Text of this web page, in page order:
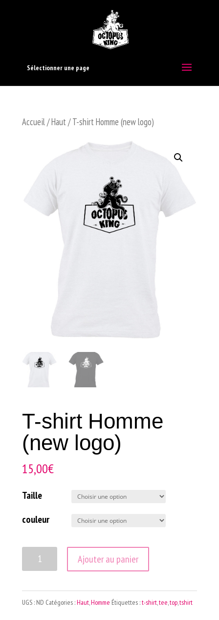
Sélectionner une page
Accueil/Haut / T-shirt Homme (new logo)
T-shirt Homme
(new logo)
15,00€
Taille
couleur
quantité
de
T-
shirt
Ajouter au panier
UGS : ND Catégories :Haut,Homme Étiquettes :t-shirt,tee,top,tshirt